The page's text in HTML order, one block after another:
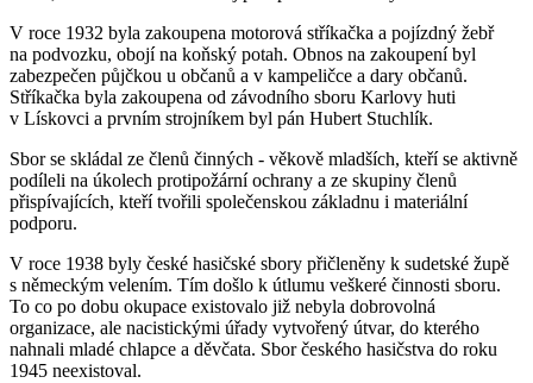
V roce 1932 byla zakoupena motorová stříkačka a pojízdný žebř
na podvozku, obojí na koňský potah. Obnos na zakoupení byl
zabezpečen půjčkou u občanů a v kampeličce a dary občanů.
Stříkačka byla zakoupena od závodního sboru Karlovy huti
v Lískovci a prvním strojníkem byl pán Hubert Stuchlík.
Sbor se skládal ze členů činných - věkově mladších, kteří se aktivně
podíleli na úkolech protipožární ochrany a ze skupiny členů
přispívajících, kteří tvořili společenskou základnu i materiální
podporu.
V roce 1938 byly české hasičské sbory přičleněny k sudetské župě
s německým velením. Tím došlo k útlumu veškeré činnosti sboru.
To co po dobu okupace existovalo již nebyla dobrovolná
organizace, ale nacistickými úřady vytvořený útvar, do kterého
nahnali mladé chlapce a děvčata. Sbor českého hasičstva do roku
1945 neexistoval.